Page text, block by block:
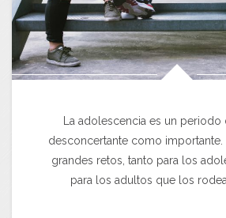
La adolescencia es un periodo
desconcertante como importante.
grandes retos, tanto para los
para los adultos que los